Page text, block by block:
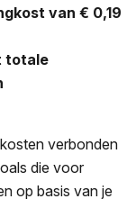
van € 0,19
totale
verbonden
die voor
op basis van je